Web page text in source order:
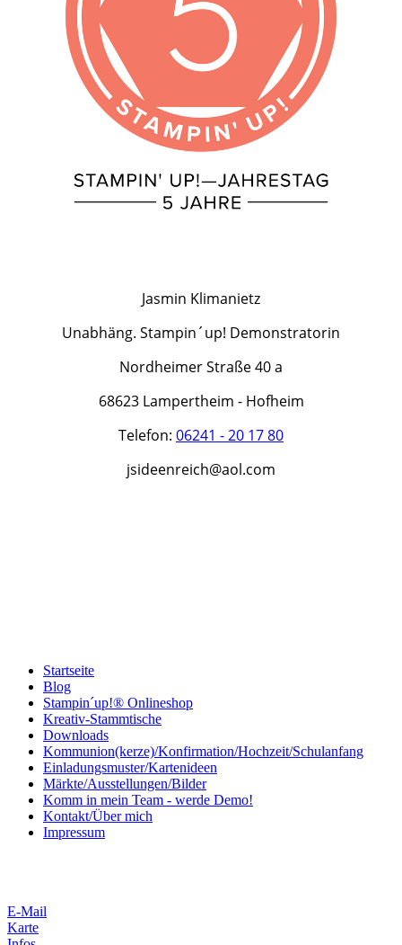
Jasmin Klimanietz
Unabhäng. Stampin´up! Demonstratorin
Nordheimer Straße 40 a
68623 Lampertheim - Hofheim
Telefon: 06241 - 20 17 80
jsideenreich@aol.com
Startseite
Blog
Stampin´up!® Onlineshop
Kreativ-Stammtische
Downloads
Kommunion(kerze)/Konfirmation/Hochzeit/Schulanfang
Einladungsmuster/Kartenideen
Märkte/Ausstellungen/Bilder
Komm in mein Team - werde Demo!
Kontakt/Über mich
Impressum
E-Mail
Karte